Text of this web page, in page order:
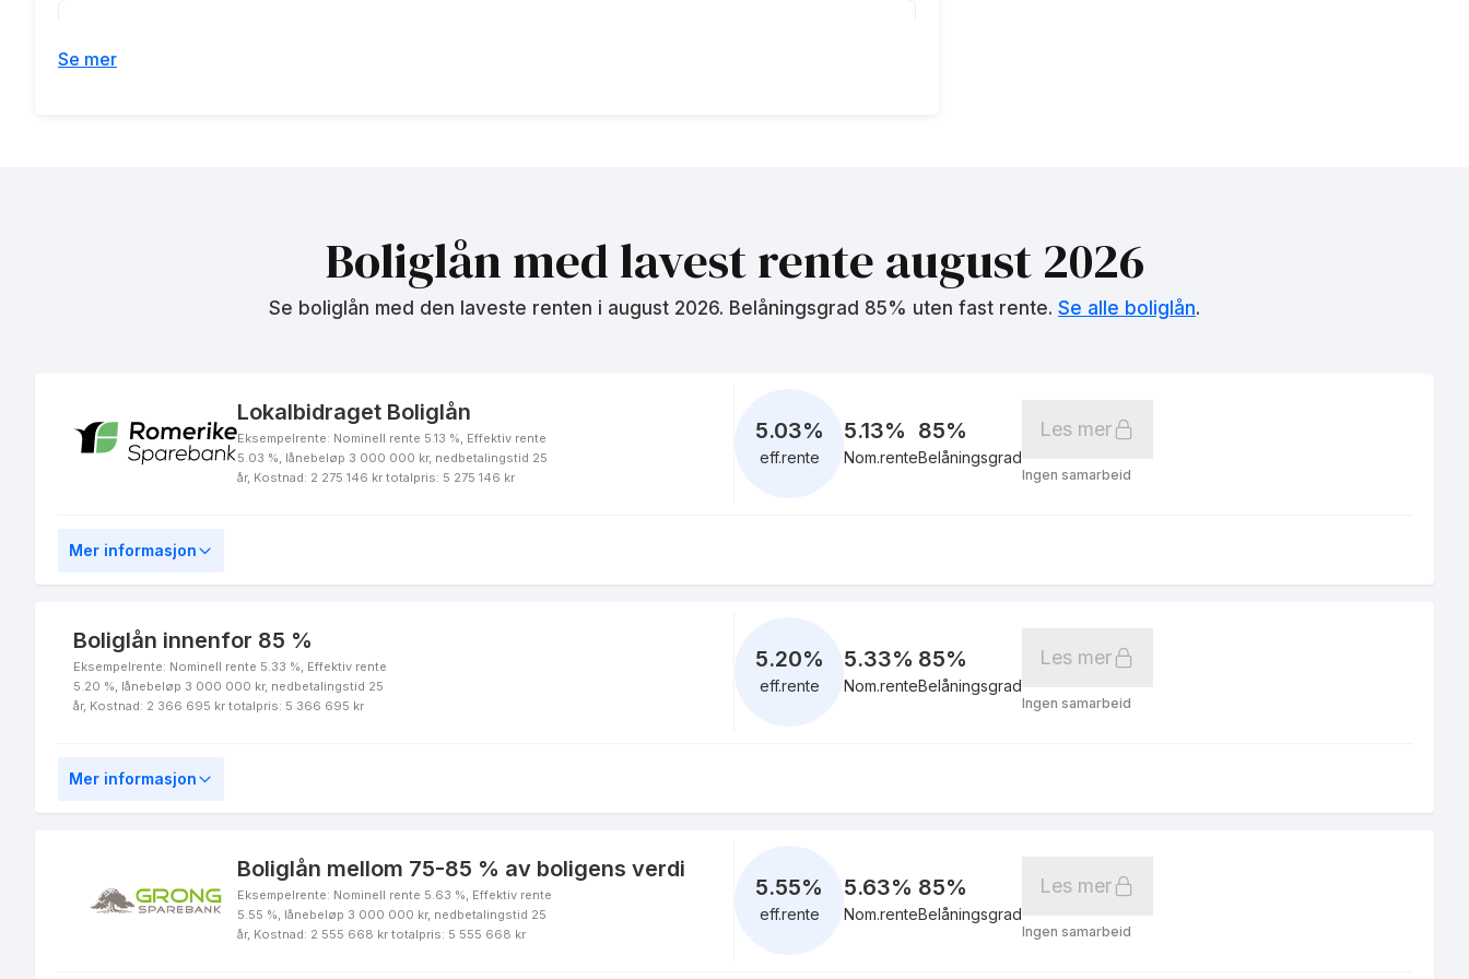
Boliglån for unge
Energiklasse A
Fastrentelån 5 år
5.41%
Se mer
Boliglån med lavest renteaugust 2026
Se boliglån med den laveste renten i august 2026. Belåningsgrad 85% uten fast rente. Se alle boliglån.
Lokalbidraget Boliglån
Eksempelrente: Nominell rente 5.13 %, Effektiv rente
5.03 %, lånebeløp 3 000 000 kr, nedbetalingstid 25
år, Kostnad: 2 275 146 kr totalpris: 5 275 146 kr
5.03%
eff.rente
5.13%
Nom.rente
85%
Belåningsgrad
Les mer
Ingen samarbeid
Mer informasjon
Boliglån innenfor 85 %
Eksempelrente: Nominell rente 5.33 %, Effektiv rente
5.20 %, lånebeløp 3 000 000 kr, nedbetalingstid 25
år, Kostnad: 2 366 695 kr totalpris: 5 366 695 kr
5.20%
eff.rente
5.33%
Nom.rente
85%
Belåningsgrad
Les mer
Ingen samarbeid
Mer informasjon
Boliglån mellom 75-85 % av boligens verdi
Eksempelrente: Nominell rente 5.63 %, Effektiv rente
5.55 %, lånebeløp 3 000 000 kr, nedbetalingstid 25
år, Kostnad: 2 555 668 kr totalpris: 5 555 668 kr
5.55%
eff.rente
5.63%
Nom.rente
85%
Belåningsgrad
Les mer
Ingen samarbeid